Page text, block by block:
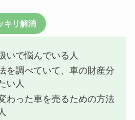
キリ解消
いで悩んでいる人
を調べていて、車の財産分
い人
わった車を売るための方法